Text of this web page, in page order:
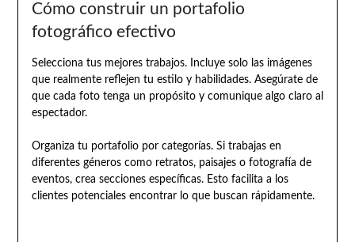
Cómo construir un portafolio
fotográfico efectivo
Selecciona tus mejores trabajos. Incluye solo las imágenes
que realmente reflejen tu estilo y habilidades. Asegúrate de
que cada foto tenga un propósito y comunique algo claro al
espectador.
Organiza tu portafolio por categorías. Si trabajas en
diferentes géneros como retratos, paisajes o fotografía de
eventos, crea secciones específicas. Esto facilita a los
clientes potenciales encontrar lo que buscan rápidamente.